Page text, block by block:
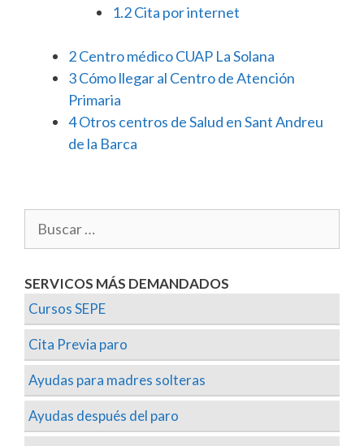
1.2Cita por internet
2Centro médico CUAP La Solana
3Cómo llegar al Centro de Atención
Primaria
4Otros centros de Salud en Sant Andreu
de la Barca
SERVICOS MÁS DEMANDADOS
Cursos SEPE
Cita Previa paro
Ayudas para madres solteras
Ayudas después del paro